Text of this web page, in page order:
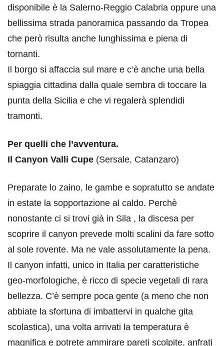
disponibile è la Salerno-Reggio Calabria oppure una
bellissima strada panoramica passando da Tropea
che però risulta anche lunghissima e piena di
tornanti.
Il borgo si affaccia sul mare e c’è anche una bella
spiaggia cittadina dalla quale sembra di toccare la
punta della Sicilia e che vi regalerà splendidi
tramonti.
Per quelli che l’avventura.
Il Canyon Valli Cupe (Sersale, Catanzaro)
Preparate lo zaino, le gambe e sopratutto se andate
in estate la sopportazione al caldo. Perchè
nonostante ci si trovi già in Sila , la discesa per
scoprire il canyon prevede molti scalini da fare sotto
al sole rovente. Ma ne vale assolutamente la pena.
Il canyon infatti, unico in Italia per caratteristiche
geo-morfologiche, è ricco di specie vegetali di rara
bellezza. C’è sempre poca gente (a meno che non
abbiate la sfortuna di imbattervi in qualche gita
scolastica), una volta arrivati la temperatura è
magnifica e potrete ammirare pareti scolpite, anfrati